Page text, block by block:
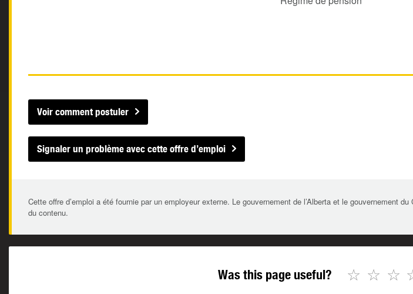
Voir comment postuler
Signaler un problème avec cette offre d’emploi
Cette offre d’emploi a été fournie par un employeur externe. Le gouvernement de l’Alberta et le gouvernement
du contenu.
Was this page useful? ☆
☆
☆